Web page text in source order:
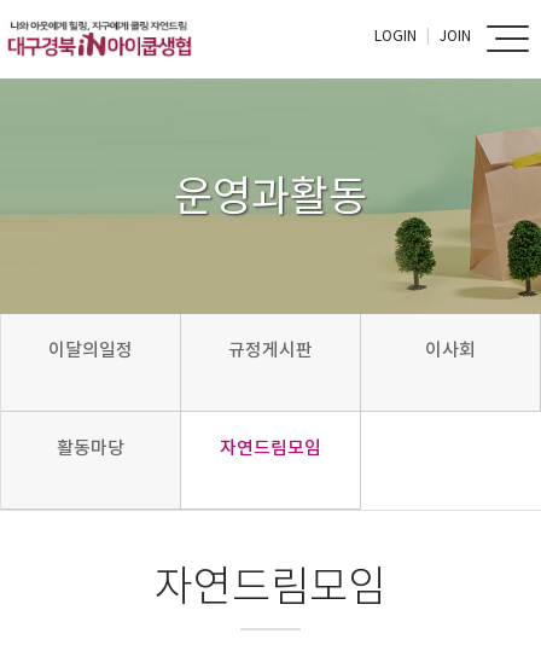
LOGIN JOIN
운영과활동
이달의일정 규정게시판 이사회
활동마당 자연드림모임
자연드림모임